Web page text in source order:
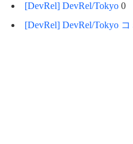
[DevRel] DevRel/Tokyo 0
[DevRel] DevRel/Tokyo